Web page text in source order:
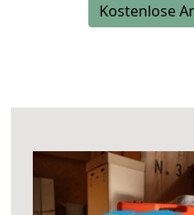
Kostenlose